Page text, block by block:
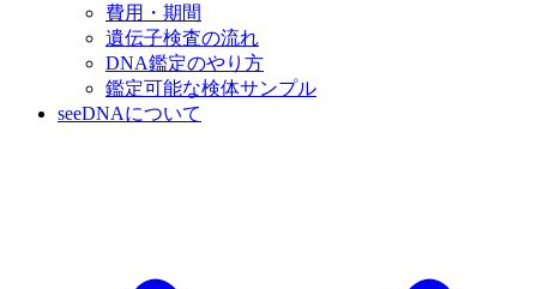
費用・期間
遺伝子検査の流れ
DNA鑑定のやり方
鑑定可能な検体サンプル
seeDNAについて